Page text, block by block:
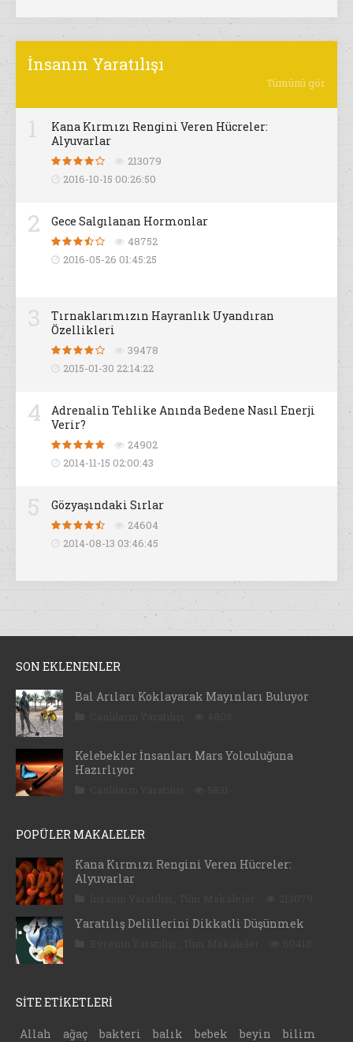
İnsanın Yaratılışı
Tümünü gör
Kana Kırmızı Rengini Veren Hücreler:
Alyuvarlar
213079
2016-10-15 00:26:50
2 Gece Salgılanan Hormonlar
48752
2016-05-26 01:45:25
Tırnaklarımızın Hayranlık Uyandıran
Özellikleri
39478
2015-01-30 22:14:22
4
Adrenalin Tehlike Anında Bedene Nasıl Enerji
Verir?
24902
2014-11-15 02:00:43
Gözyaşındaki Sırlar
24604
2014-08-13 03:46:45
SON EKLENENLER
Bal Arıları Koklayarak Mayınları Buluyor
Kelebekler İnsanları Mars Yolculuğuna
Hazırlıyor
POPÜLER MAKALELER
Kana Kırmızı Rengini Veren Hücreler:
Alyuvarlar
Yaratılış Delillerini Dikkatli Düşünmek
SİTE ETİKETLERİ
Allah ağaç bakteri balık bebek beyin bilim